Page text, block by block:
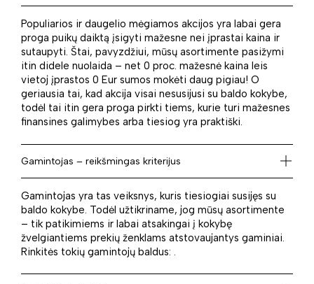
Populiarios ir daugelio mėgiamos akcijos yra labai gera
proga puikų daiktą įsigyti mažesne nei įprastai kaina ir
sutaupyti. Štai, pavyzdžiui, mūsų asortimente pasižymi
itin didele nuolaida – net 0 proc. mažesnė kaina leis
vietoj įprastos 0 Eur sumos mokėti daug pigiau! O
geriausia tai, kad akcija visai nesusijusi su baldo kokybe,
todėl tai itin gera proga pirkti tiems, kurie turi mažesnes
finansines galimybes arba tiesiog yra praktiški.
Gamintojas – reikšmingas kriterijus
Gamintojas yra tas veiksnys, kuris tiesiogiai susijęs su
baldo kokybe. Todėl užtikriname, jog mūsų asortimente
– tik patikimiems ir labai atsakingai į kokybę
žvelgiantiems prekių ženklams atstovaujantys gaminiai.
Rinkitės tokių gamintojų baldus: .